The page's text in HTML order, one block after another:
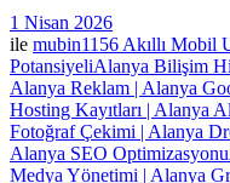
1 Nisan 2026
ile mubin1156 Akıllı Mobil
PotansiyeliAlanya Bilişim
Alanya Reklam | Alanya
Hosting Kayıtları | Alanya
Fotoğraf Çekimi | Alanya
Alanya SEO Optimizasyonu
Medya Yönetimi | Alanya